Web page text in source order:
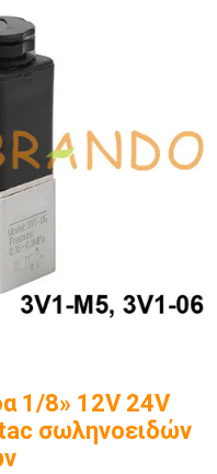
1/8» 12V 24V
σωληνοειδών